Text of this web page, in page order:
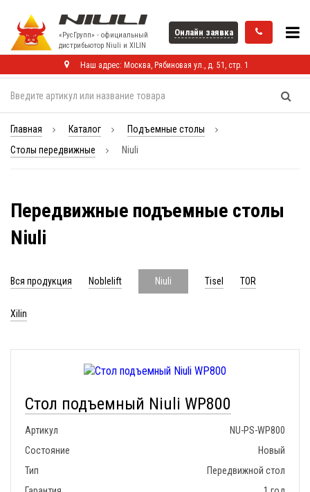
«РусГрупп» - официальный
диcтрибьютор Niuli и XILIN
Онлайн заявка
Наш адрес: Москва, Рябиновая ул., д. 51, стр. 1
Главная Каталог
Подъемные столы
Столы передвижные
Niuli
Передвижные подъемные столы
Niuli
Вся продукция Noblelift Niuli Tisel TOR
Xilin
Стол подъемный Niuli WP800
Артикул
NU-PS-WP800
Состояние
Новый
Тип
Передвижной стол